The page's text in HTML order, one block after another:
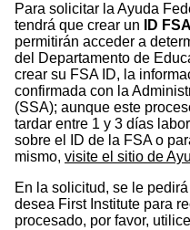
Para solicitar la Ayuda
tendrá que crear un
ID FSA
permitirán acceder a
del Departamento de
crear su FSA ID, la
confirmada con la
(SSA); aunque este
tardar entre 1 y 3 días
sobre el ID de la FSA o
mismo, visite el sitio de
En la solicitud, se le
desea First Institute para
procesado, por favor,